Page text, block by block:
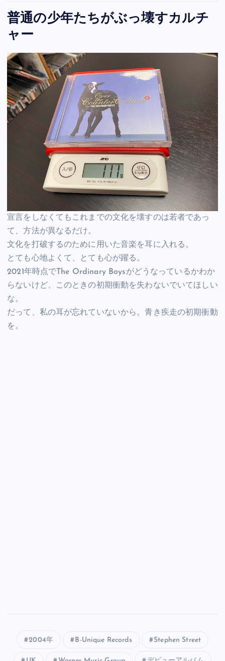
普通の少年たちがぶっ壊すカルチ
ャー
宣言をしなくてもこれまでの文化を壊すのは若者であっ
て、方法が異なるだけ。
文化を打破するのために用いた音楽を耳に入れる。
とても心地よくて、とても心が躍る。
2021年時点でThe Ordinary Boysがどうなっているかわか
らないけど、このときの初期衝動を失わないでいてほしい
な。
だって、私の耳が忘れていないから。青き疾走の初期衝動
を。
2004年 B-Unique Records Stephen Street